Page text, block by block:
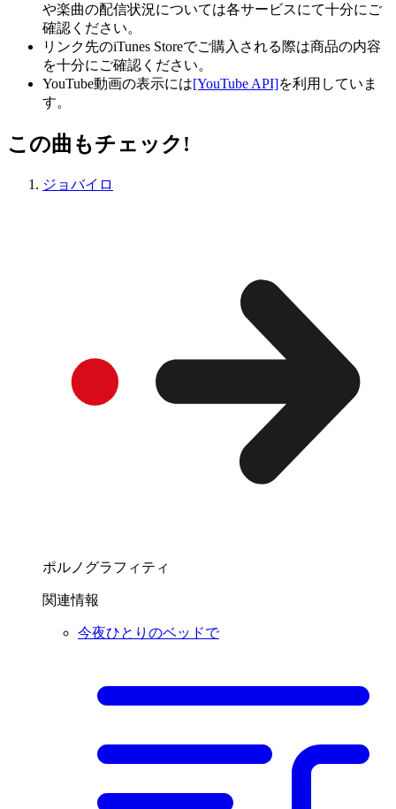
や楽曲の配信状況については各サービスにて十分にご
確認ください。
リンク先のiTunes Storeでご購入される際は商品の内容
を十分にご確認ください。
YouTube動画の表示には[YouTube API]を利用していま
す。
この曲もチェック!
ジョバイロ
ポルノグラフィティ
関連情報
今夜ひとりのベッドで